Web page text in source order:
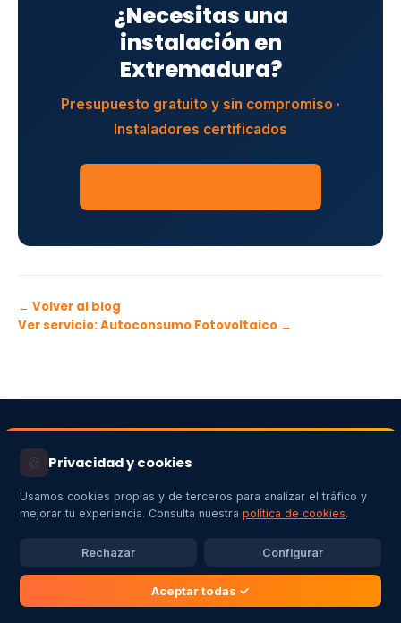
¿Necesitas una
instalación en
Extremadura?
Presupuesto gratuito y sin compromiso ·
Instaladores certificados
← Volver al blog
Ver servicio: Autoconsumo Fotovoltaico →
Empresa instaladora de energías renovables en Extremadura:
eléctrico e instalaciones eléctricas con garantía profesional.
🍪 Privacidad y cookies
Usamos cookies propias y de terceros para analizar el tráfico y
mejorar tu experiencia. Consulta nuestrapolítica de cookies.
Rechazar Configurar
Aceptar todas ✓